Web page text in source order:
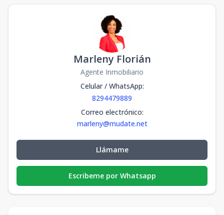
Marleny Florián
Agente Inmobiliario
Celular / WhatsApp:
8294479889
Correo electrónico:
marleny@mudate.net
Llámame
Escribeme por Whatsapp